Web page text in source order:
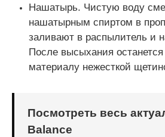
Нашатырь. Чистую воду
нашатырным спиртом в
заливают в распылитель и
После высыхания
материалу нежесткой
Посмотреть весь
Balance